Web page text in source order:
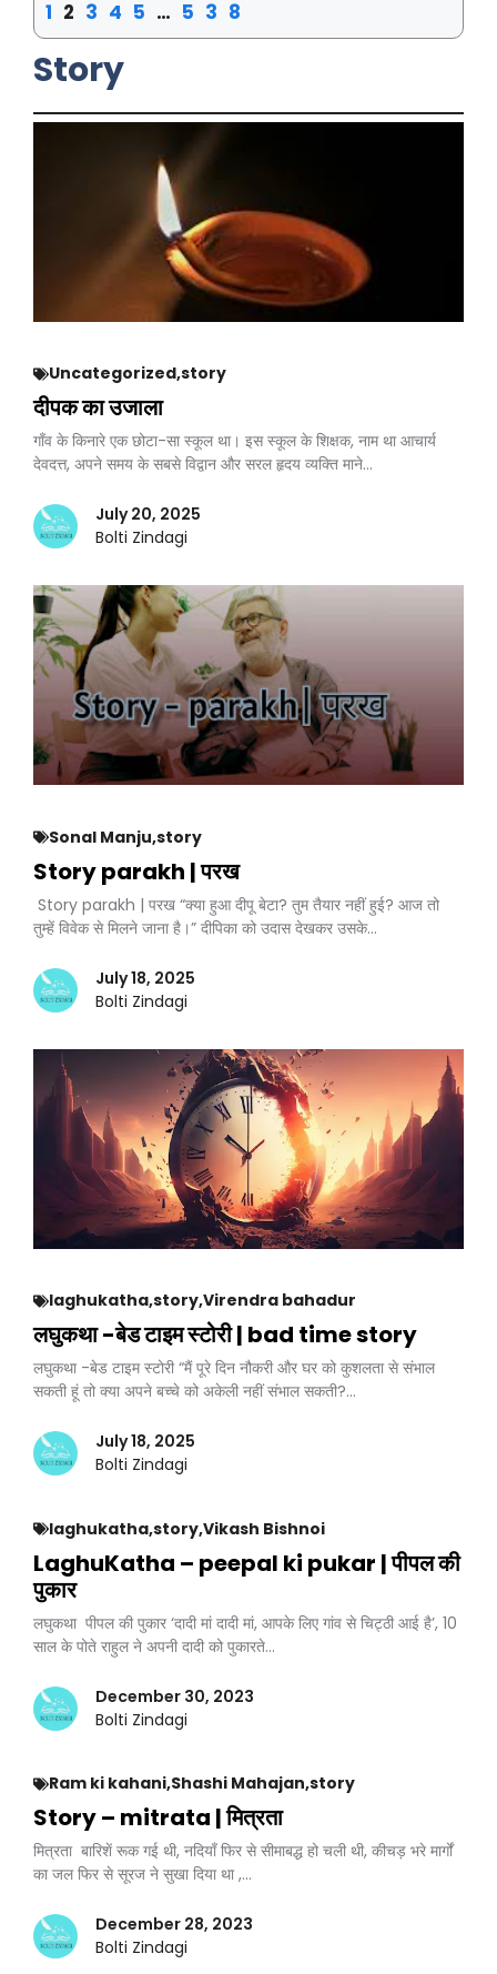
1 2 3 4 5 … 538
Story
Uncategorized,story
दीपक का उजाला
गाँव के किनारे एक छोटा-सा स्कूल था। इस स्कूल के शिक्षक, नाम था आचार्य
देवदत्त, अपने समय के सबसे विद्वान और सरल हृदय व्यक्ति माने…
July 20, 2025
Bolti Zindagi
Sonal Manju,story
Story parakh | परख
Story parakh | परख “क्या हुआ दीपू बेटा? तुम तैयार नहीं हुई? आज तो
तुम्हें विवेक से मिलने जाना है।” दीपिका को उदास देखकर उसके…
July 18, 2025
Bolti Zindagi
laghukatha,story,Virendra bahadur
लघुकथा -बेड टाइम स्टोरी | bad time story
लघुकथा -बेड टाइम स्टोरी “मैं पूरे दिन नौकरी और घर को कुशलता से संभाल
सकती हूं तो क्या अपने बच्चे को अकेली नहीं संभाल सकती?…
July 18, 2025
Bolti Zindagi
laghukatha,story,Vikash Bishnoi
LaghuKatha – peepal ki pukar | पीपल की
पुकार
लघुकथा पीपल की पुकार ‘दादी मां दादी मां, आपके लिए गांव से चिट्ठी आई है’, 10
साल के पोते राहुल ने अपनी दादी को पुकारते…
December 30, 2023
Bolti Zindagi
Ram ki kahani,Shashi Mahajan,story
Story – mitrata | मित्रता
मित्रता बारिशें रूक गई थी, नदियाँ फिर से सीमाबद्ध हो चली थी, कीचड़ भरे मार्गों
का जल फिर से सूरज ने सुखा दिया था ,…
December 28, 2023
Bolti Zindagi